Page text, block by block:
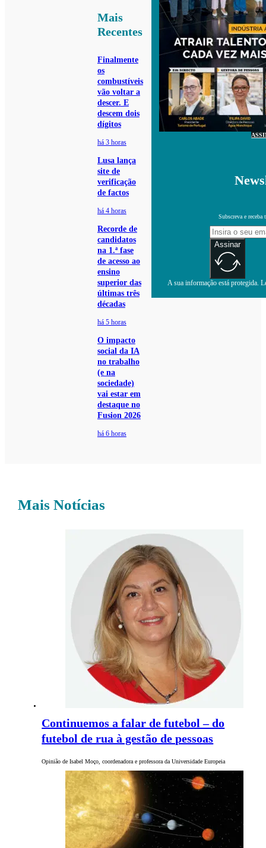
Mais
Recentes
Finalmente
os
combustíveis
vão voltar a
descer. E
descem dois
dígitos
há 3 horas
Lusa lança
site de
verificação
de factos
há 4 horas
Recorde de
candidatos
na 1.ª fase
de acesso ao
ensino
superior das
últimas três
décadas
há 5 horas
O impacto
social da IA
no trabalho
(e na
sociedade)
vai estar em
destaque no
Fusion 2026
há 6 horas
Subscreva e receba
Assinar
A sua informação está protegida.
Mais Notícias
Continuemos a falar de futebol – do
futebol de rua à gestão de pessoas
Opinião de Isabel Moço, coordenadora e professora da Universidade Europeia